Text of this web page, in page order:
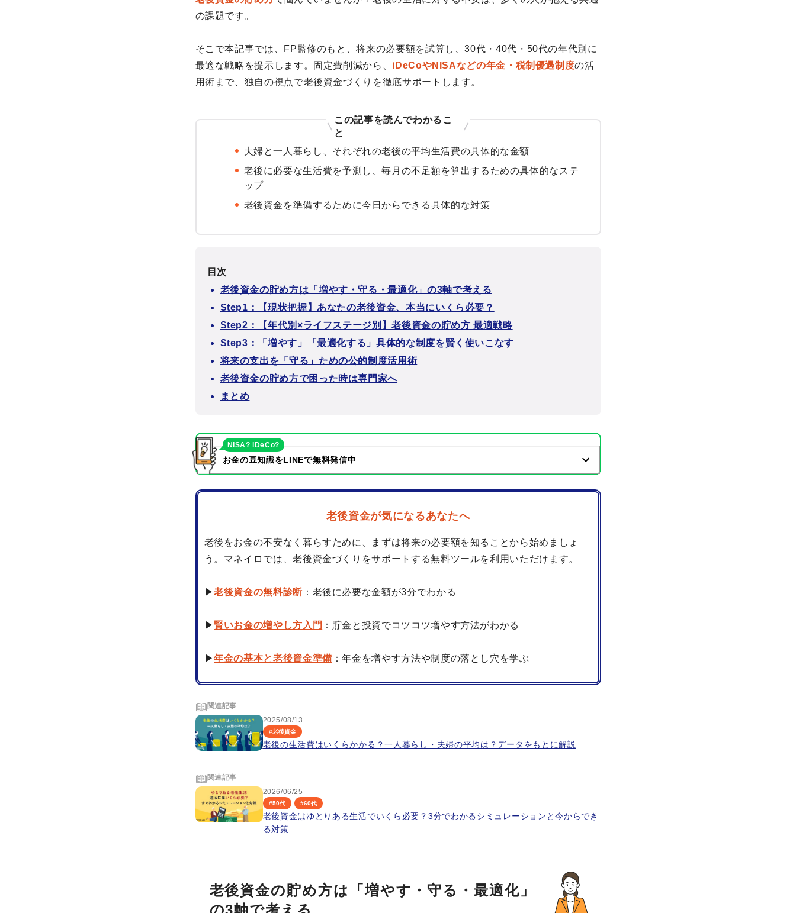
の課題です。
そこで本記事では、FP監修のもと、将来の必要額を試算し、30代・40代・50代の年代別に
最適な戦略を提示します。固定費削減から、 iDeCoやNISAなどの年金・税制優遇制度の活
用術まで、独自の視点で老後資金づくりを徹底サポートします。
この記事を読んでわかるこ
と
夫婦と一人暮らし、それぞれの老後の平均生活費の具体的な金額
老後に必要な生活費を予測し、毎月の不足額を算出するための具体的なステ
ップ
老後資金を準備するために今日からできる具体的な対策
目次
老後資金の貯め方は「増やす・守る・最適化」の3軸で考える
Step1：【現状把握】あなたの老後資金、本当にいくら必要？
Step2：【年代別×ライフステージ別】老後資金の貯め方 最適戦略
Step3：「増やす」「最適化する」具体的な制度を賢く使いこなす
将来の支出を「守る」ための公的制度活用術
老後資金の貯め方で困った時は専門家へ
まとめ
お金の豆知識をLINEで無料発信中
NISA? iDeCo?
老後資金が気になるあなたへ
老後をお金の不安なく暮らすために、まずは将来の必要額を知ることから始めましょ
う。マネイロでは、老後資金づくりをサポートする無料ツールを利用いただけます。
▶老後資金の無料診断：老後に必要な金額が3分でわかる
▶ 賢いお金の増やし方入門 ：貯金と投資でコツコツ増やす方法がわかる
▶年金の基本と老後資金準備 ：年金を増やす方法や制度の落とし穴を学ぶ
関連記事
2025/08/13
#老後資金
老後の生活費はいくらかかる？一人暮らし・夫婦の平均は？データをもとに解説
関連記事
2026/06/25
#50代 #60代
老後資金はゆとりある生活でいくら必要？3分でわかるシミュレーションと今からでき
る対策
老後資金の貯め方は「増やす・守る・最適化」